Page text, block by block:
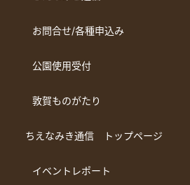
お問合せ/各種申込み
公園使用受付
敦賀ものがたり
ちえなみき通信 トップページ
イベントレポート